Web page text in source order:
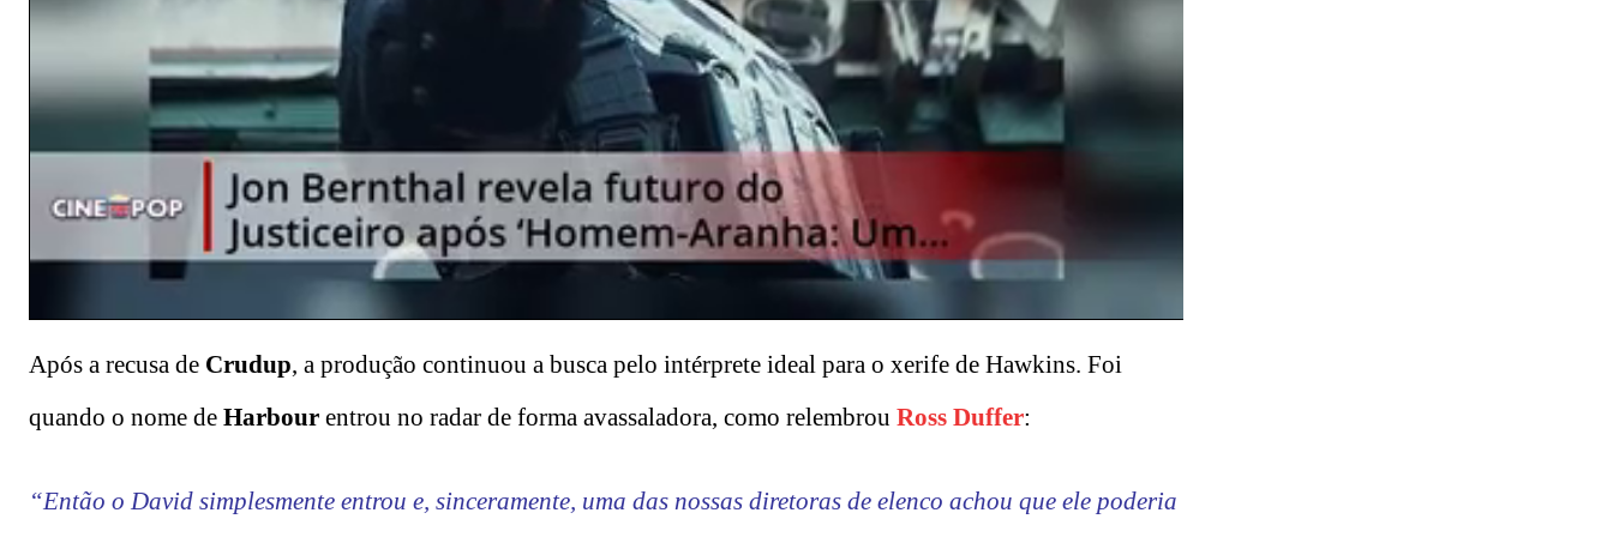
Após a recusa de Crudup, a produção continuou a busca pelo intérprete ideal para o xerife de Hawkins. Foi
quando o nome de Harbour entrou no radar de forma avassaladora, como relembrou Ross Duffer:
“Então o David simplesmente entrou e, sinceramente, uma das nossas diretoras de elenco achou que ele poderia